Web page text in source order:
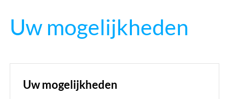
Uw mogelijkheden
Uw mogelijkheden